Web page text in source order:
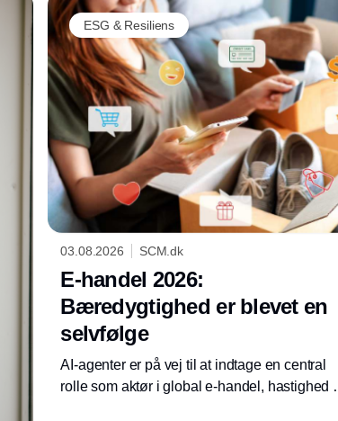
ESG & Resiliens
03.08.2026 SCM.dk
E-handel 2026:
Bæredygtighed er blevet en
selvfølge
AI-agenter er på vej til at indtage en central
rolle som aktør i global e-handel, hastighed i